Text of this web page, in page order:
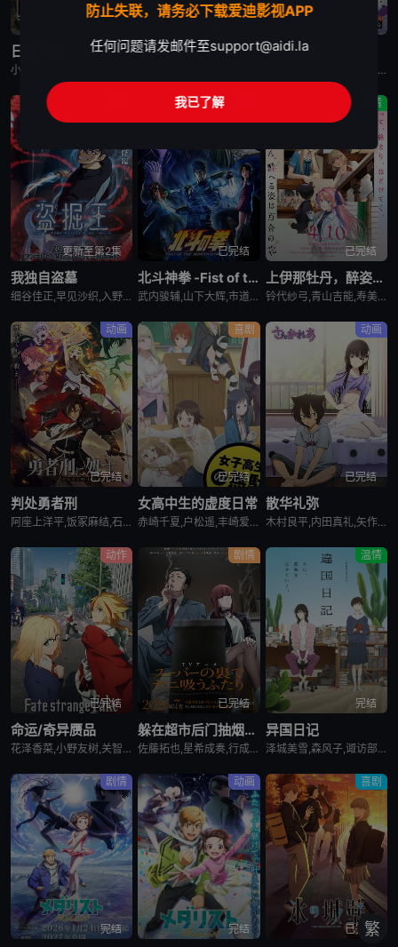
日本三国 再见菈菈 朱音落语
永濑安奈,江口拓也,高桥李依,福山润,岛崎信长,小林千晃,阿座上洋平,山下诚一郎,盐野瑛久,寺杣昌纪,大塚明夫
更新至第2集
我独自盗墓
细谷佳正,早见沙织,入野自由,诹访部顺一
已完结
北斗神拳 -Fist of the North Star-
武内骏辅,山下大辉,市道真央
剧情
已完结
上伊那牡丹，醉姿如百合
铃代纱弓,青山吉能,寿美菜子,天海由梨奈,富田美忧,河濑茉希
动画
已完结
判处勇者刑
阿座上洋平,饭冢麻结,石上静香,堀江瞬,土岐隼一,上田燿司,松冈祯丞,福岛润,千叶翔也,日笠阳子,中村悠一,大西沙织
喜剧
已完结
女高中生的虚度日常
赤崎千夏,户松遥,丰崎爱生,长绳麻理亚,富田美忧,高桥李依,佐藤聪美,市道真央,兴津和幸,上田丽奈,名冢佳织,落合福嗣,松冈祯丞,岛崎信长
动画
已完结
散华礼弥
木村良平,内田真礼,矢作纱友里,井口裕香,荻野晴朗,石冢运升,西山宏太朗,桑岛法子,岩濑周平,西口杏里沙
动作
已完结
命运/奇异赝品
花泽香菜,小野友树,关智一,诸星堇,小林优,Lynn,小西克幸,内田真礼,森久保祥太郎,羽多野涉,松冈祯丞,堀内贤雄,古贺葵,橘龙丸,浪川大辅,榎木淳弥,咲野俊介
剧情
已完结
躲在超市后门抽烟的两人
佐藤拓也,星希成奏,行成桃姬,丰口惠美,安田陆矢,日笠阳子,高桥伸也
温情
完结
异国日记
泽城美雪,森风子,诹访部顺一,诸星堇,松井惠理子,近藤隆,大原沙耶香
剧情
完结
动画
完结
喜剧
已完结
繁
防止失联，请务必下载爱迪影视APP
任何问题请发邮件至support@aidi.la
我已了解